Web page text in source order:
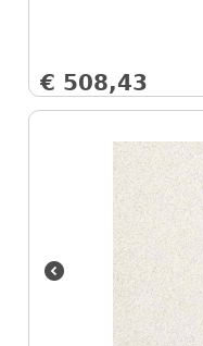
€ 508,43